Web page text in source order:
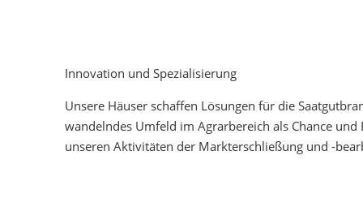
Innovation und Spezialisierung
Unsere Häuser schaffen Lösungen für die
wandelndes Umfeld im Agrarbereich als Chance
unseren Aktivitäten der Markterschließung und -